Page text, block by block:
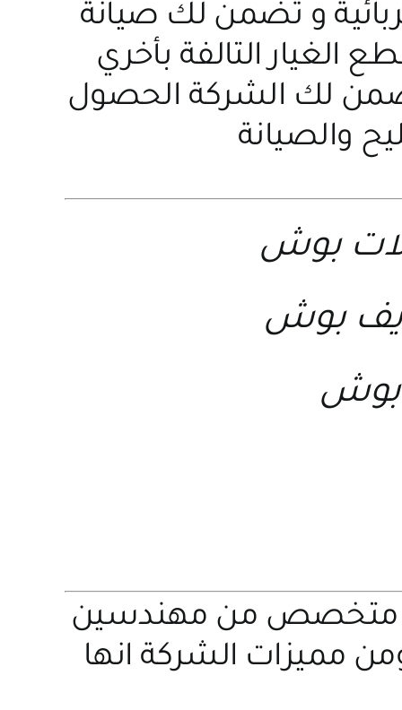
و تضمن لك صيانة
الغيار التالفة بأخري
تضمن لك الشركة الحصول
والصيانة
بوش
بوش
بوش
متخصص من مهندسين
مميزات الشركة انها